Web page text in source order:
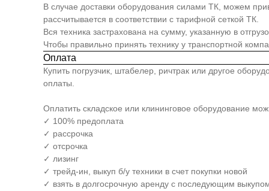
В случае доставки оборудования силами ТК, можем
рассчитывается в соответствии с тарифной сеткой ТК.
Вся техника застрахована на сумму, указанную в
Чтобы правильно принять технику у транспортной
Оплата
Купить погрузчик, штабелер, ричтрак или другое
оплаты.
Оплатить складское или клининговое оборудование
✓ 100% предоплата
✓ рассрочка
✓ отсрочка
✓ лизинг
✓ трейд-ин, выкуп б/у техники в счет покупки новой
✓ взять в долгосрочную аренду с последующим